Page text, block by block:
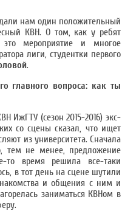
нам один положительный
КВН. О том, как у ребят
это мероприятие и многое
лиги, студентки первого
.
главного вопроса: как ты
ИжГТУ (сезон 2015-2016) экс-
со сцены сказал, что ищет
из университета. Сначала
тем не менее, предложение
то время решила все-таки
в тот день на сцене шутили
и общения с ним и
заниматься КВНом в